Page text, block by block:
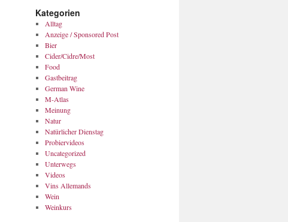
Kategorien
Alltag
Anzeige / Sponsored Post
Bier
Cider/Cidre/Most
Food
Gastbeitrag
German Wine
M-Atlas
Meinung
Natur
Natürlicher Dienstag
Probiervideos
Uncategorized
Unterwegs
Videos
Vins Allemands
Wein
Weinkurs